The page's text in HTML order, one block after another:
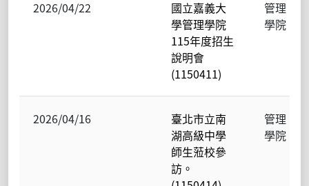
2026/04/22
國立嘉義大
學管理學院
115年度招生
說明會
(1150411)
管理
學院
2026/04/16
臺北市立南
湖高級中學
師生蒞校參
訪。
管理
學院